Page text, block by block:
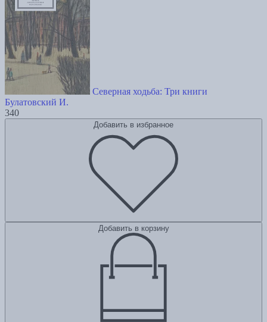
Северная ходьба: Три книги
Булатовский И.
340
Добавить в избранное
Добавить в корзину